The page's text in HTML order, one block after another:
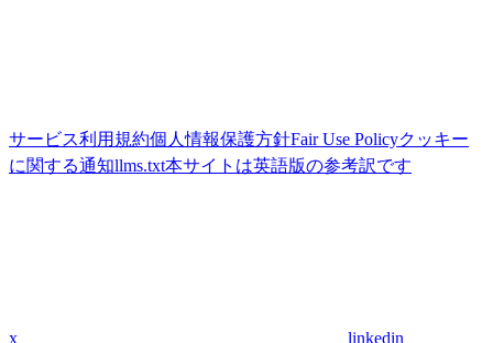
サービス利用規約個人情報保護方針Fair Use Policyクッキー
に関する通知llms.txt本サイトは英語版の参考訳です
x linkedin